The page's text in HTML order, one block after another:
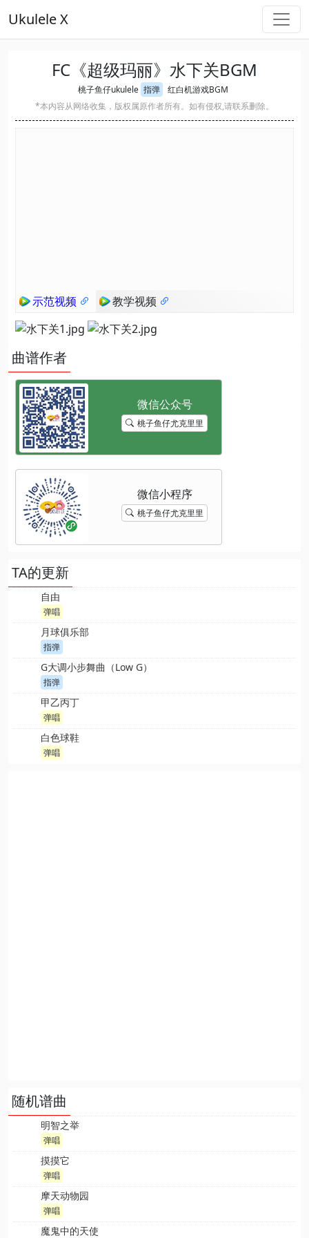
Ukulele X
FC《超级玛丽》水下关BGM
桃子鱼仔ukulele 指弹
红白机游戏BGM
*本内容从网络收集，版权属原作者所有。如有侵权,请联系删除。
示范视频 教学视频
曲谱作者
桃子鱼仔尤克里里
桃子鱼仔尤克里里
TA的更新
自由
弹唱
月球俱乐部
指弹
G大调小步舞曲（Low G）
指弹
甲乙丙丁
弹唱
白色球鞋
弹唱
随机谱曲
明智之举
弹唱
摸摸它
弹唱
摩天动物园
弹唱
魔鬼中的天使